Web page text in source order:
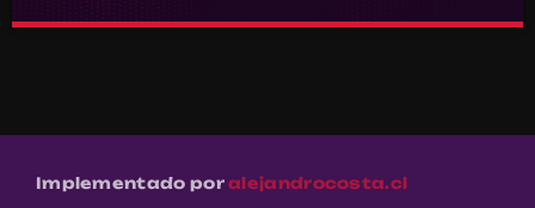
Música
Implementado poralejandrocosta.cl